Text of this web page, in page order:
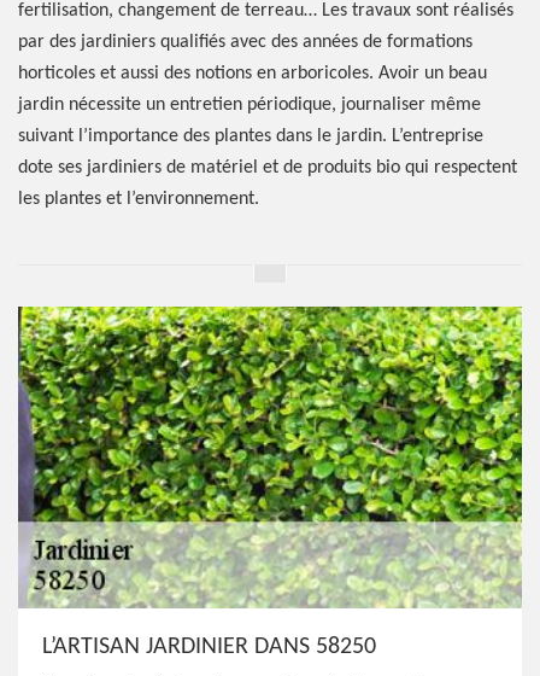
fertilisation, changement de terreau… Les travaux sont réalisés
par des jardiniers qualifiés avec des années de formations
horticoles et aussi des notions en arboricoles. Avoir un beau
jardin nécessite un entretien périodique, journaliser même
suivant l’importance des plantes dans le jardin. L’entreprise
dote ses jardiniers de matériel et de produits bio qui respectent
les plantes et l’environnement.
L’ARTISAN JARDINIER DANS 58250